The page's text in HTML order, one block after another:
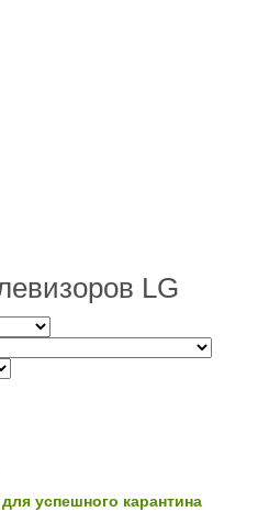
LG
успешного карантина